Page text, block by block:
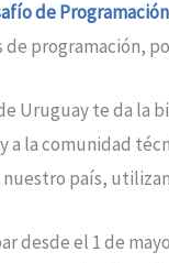
de Programación
programación,
Uruguay te da la
a la comunidad
nuestro país,
desde el 1 de